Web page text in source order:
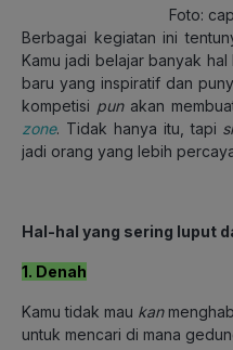
Foto:
Berbagai kegiatan ini
Kamu jadi belajar banyak
baru yang inspiratif dan
kompetisi punakan
zone. Tidak hanya itu, tapi
jadi orang yang lebih
Hal-hal yang sering luput
1. Denah
Kamu tidak mau kan
untuk mencari di mana